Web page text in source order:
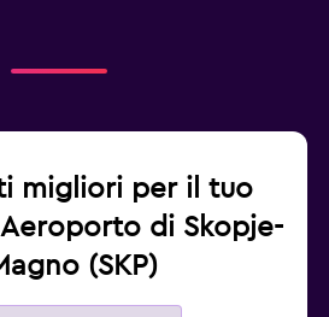
migliori per il tuo
di Skopje-
(SKP)